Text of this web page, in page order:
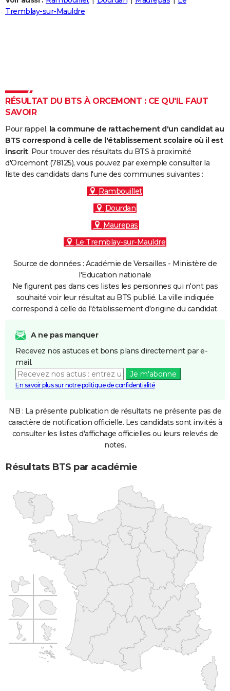
Destinations
City break
Voyage nature
Voyage de noces
Forum
Climat
+
PHOTO
Carte de Noël
Carte Bonne année
Carte Saint-Valentin
Carte Pâques
Carte d'anniversaire
DICTIONNAIRE
Dictionnaire
Biographies
Citations
Expressions
Proverbes
PROGRAMME TV
COPAINS D'AVANT
S'inscrire
Se connecter
Lycées
Collèges
Primaires
Universités
Entreprises
Service militaire
Avis de recherche
AVIS DE DÉCÈS
FORUM
Tremblay-sur-Mauldre
RÉSULTAT DU BTS À ORCEMONT : CE QU'IL FAUT
SAVOIR
Pour rappel, la commune de rattachement d'un candidat au
BTS correspond à celle de l'établissement scolaire où il est
inscrit. Pour trouver des résultats du BTS à proximité
d'Orcemont (78125), vous pouvez par exemple consulter la
liste des candidats dans l'une des communes suivantes :
Rambouillet
Dourdan
Maurepas
Le Tremblay-sur-Mauldre
Source de données : Académie de Versailles - Ministère de
l'Education nationale
Ne figurent pas dans ces listes les personnes qui n'ont pas
souhaité voir leur résultat au BTS publié. La ville indiquée
correspond à celle de l'établissement d'origine du candidat.
A ne pas manquer
Recevez nos astuces et bons plans directement par e-
mail.
Je m'abonne
En savoir plus sur notre politique de confidentialité
NB : La présente publication de résultats ne présente pas de
caractère de notification officielle. Les candidats sont invités à
consulter les listes d'affichage officielles ou leurs relevés de
notes.
Résultats BTS par académie